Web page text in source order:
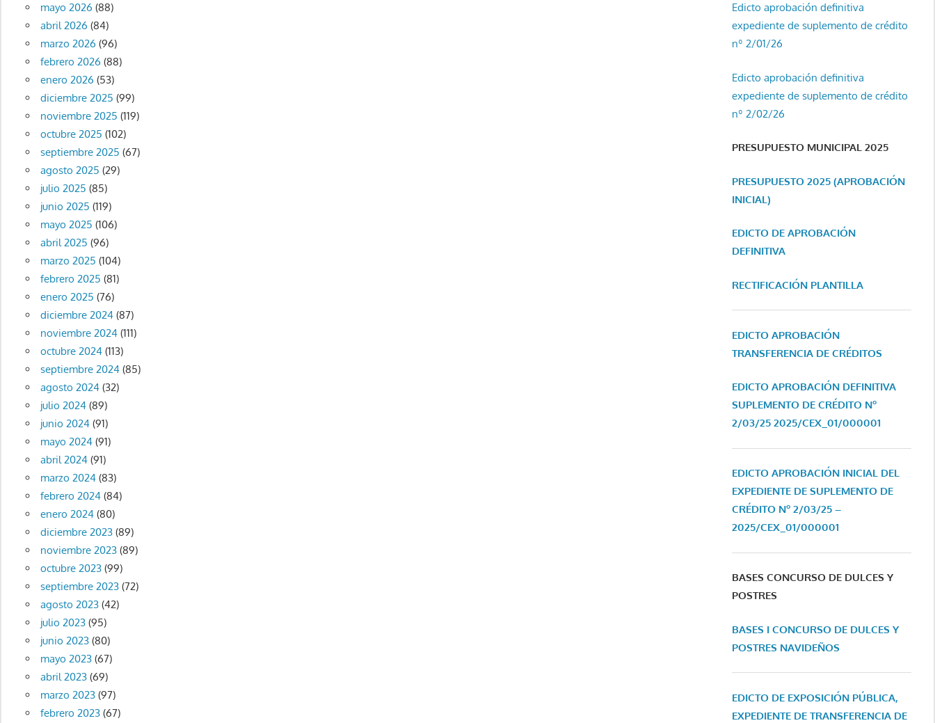
mayo 2026 (88)
abril 2026 (84)
marzo 2026 (96)
febrero 2026 (88)
enero 2026 (53)
diciembre 2025 (99)
noviembre 2025 (119)
octubre 2025 (102)
septiembre 2025 (67)
agosto 2025 (29)
julio 2025 (85)
junio 2025 (119)
mayo 2025 (106)
abril 2025 (96)
marzo 2025 (104)
febrero 2025 (81)
enero 2025 (76)
diciembre 2024(87)
noviembre 2024(111)
octubre 2024(113)
septiembre 2024(85)
agosto 2024(32)
julio 2024(89)
junio 2024(91)
mayo 2024(91)
abril 2024(91)
marzo 2024(83)
febrero 2024(84)
enero 2024(80)
diciembre 2023(89)
noviembre 2023(89)
octubre 2023(99)
septiembre 2023(72)
agosto 2023(42)
julio 2023(95)
junio 2023(80)
mayo 2023(67)
abril 2023(69)
marzo 2023(97)
febrero 2023(67)
Edicto aprobación definitiva
expediente de suplemento de crédito
nº 2/01/26
Edicto aprobación definitiva
expediente de suplemento de crédito
nº 2/02/26
PRESUPUESTO MUNICIPAL 2025
PRESUPUESTO 2025 (APROBACIÓN
INICIAL)
EDICTO DE APROBACIÓN
DEFINITIVA
RECTIFICACIÓN PLANTILLA
EDICTO APROBACIÓN
TRANSFERENCIA DE CRÉDITOS
EDICTO APROBACIÓN DEFINITIVA
SUPLEMENTO DE CRÉDITO Nº
2/03/25 2025/CEX_01/000001
EDICTO APROBACIÓN INICIAL DEL
EXPEDIENTE DE SUPLEMENTO DE
CRÉDITO Nº 2/03/25 –
2025/CEX_01/000001
BASES CONCURSO DE DULCES Y
POSTRES
BASES I CONCURSO DE DULCES Y
POSTRES NAVIDEÑOS
EDICTO DE EXPOSICIÓN PÚBLICA,
EXPEDIENTE DE TRANSFERENCIA DE